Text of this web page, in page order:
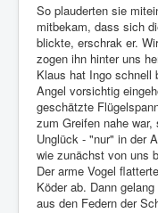
So plauderten sie
mitbekam, dass sich
blickte, erschrak er.
zogen ihn hinter uns
Klaus hat Ingo schnell
Angel vorsichtig
geschätzte
zum Greifen nahe
Unglück - "nur" in der
wie zunächst von uns
Der arme Vogel
Köder ab. Dann
aus den Federn der